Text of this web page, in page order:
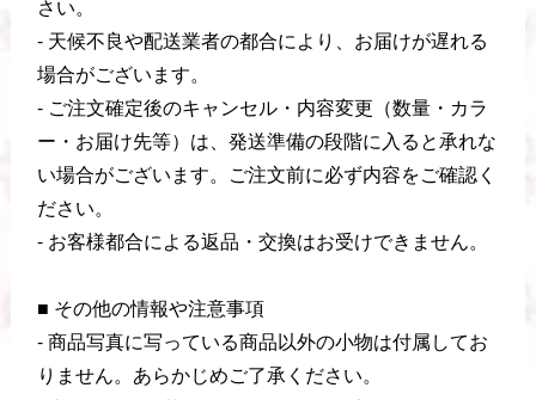
さい。
- 天候不良や配送業者の都合により、お届けが遅れる
場合がございます。
- ご注文確定後のキャンセル・内容変更（数量・カラ
ー・お届け先等）は、発送準備の段階に入ると承れな
い場合がございます。ご注文前に必ず内容をご確認く
ださい。
- お客様都合による返品・交換はお受けできません。
■ その他の情報や注意事項
- 商品写真に写っている商品以外の小物は付属してお
りません。あらかじめご了承ください。